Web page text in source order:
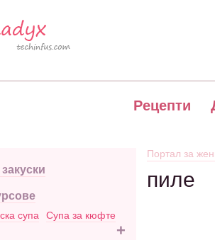
Рецепти
супа Супа за кюфте
+
Портал за
пиле